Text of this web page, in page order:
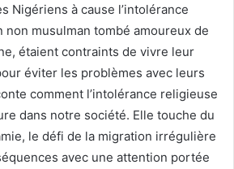
Nigériens à cause l’intolérance
non musulman tombé amoureux de
étaient contraints de vivre leur
éviter les problèmes avec leurs
comment l’intolérance religieuse
dans notre société. Elle touche du
le défi de la migration irrégulière
avec une attention portée